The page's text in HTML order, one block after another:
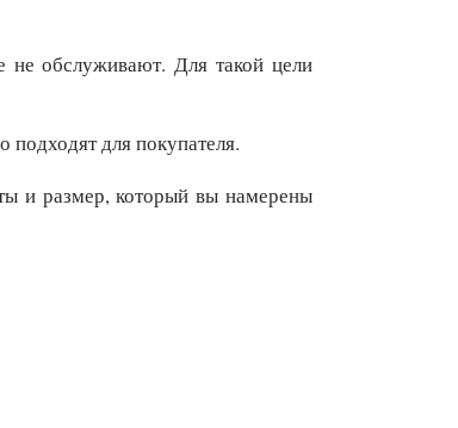
обслуживают. Для такой цели
для покупателя.
и размер, который вы намерены